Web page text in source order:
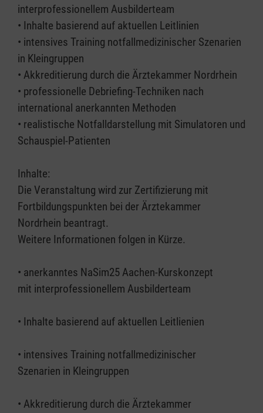
interprofessionellem Ausbilderteam
• Inhalte basierend auf aktuellen Leitlinien
• intensives Training notfallmedizinischer Szenarien
in Kleingruppen
• Akkreditierung durch die Ärztekammer Nordrhein
• professionelle Debriefing-Techniken nach
international anerkannten Methoden
• realistische Notfalldarstellung mit Simulatoren und
Schauspiel-Patienten
Inhalte:
Die Veranstaltung wird zur Zertifizierung mit
Fortbildungspunkten bei der Ärztekammer
Nordrhein beantragt.
Weitere Informationen folgen in Kürze.
• anerkanntes NaSim25 Aachen-Kurskonzept
mit interprofessionellem Ausbilderteam
• Inhalte basierend auf aktuellen Leitlienien
• intensives Training notfallmedizinischer
Szenarien in Kleingruppen
• Akkreditierung durch die Ärztekammer